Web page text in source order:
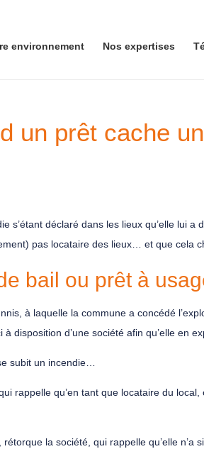
environnement Nos expertises
un prêt cache
s’étant déclaré dans les lieux qu’elle
pas locataire des lieux… et que cela
bail ou prêt à
à laquelle la commune a concédé
disposition d’une société afin qu’elle en
subit un incendie…
rappelle qu’en tant que locataire du
la société, qui rappelle qu’elle